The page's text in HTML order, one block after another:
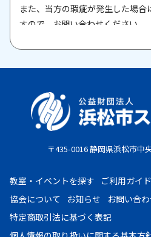
また、当方の瑕疵が発生した場合
すので、お問い合わせください。
原則として、一旦納入された参加
せん。また、欠席等による参加料
限が出された場合は、担当者まで
お支払期限
・コンビニ払い：お申し込み後、
・クレジットカード：お申し込み
ます。
払いください。
〒435-0016 静岡県浜松市中
教室・イベントを探す ご利用ガイド
協会について
お知らせ
お問い合
特定商取引法に基づく表記